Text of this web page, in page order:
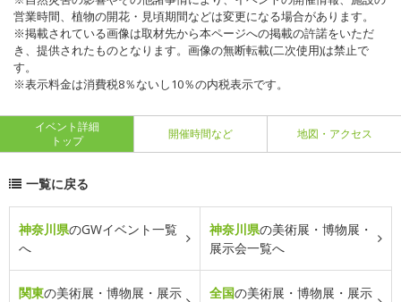
営業時間、植物の開花・見頃期間などは変更になる場合があります。
※掲載されている画像は取材先から本ページへの掲載の許諾をいただ
き、提供されたものとなります。画像の無断転載(二次使用)は禁止で
す。
※表示料金は消費税8％ないし10％の内税表示です。
イベント詳細
トップ
開催時間など 地図・アクセス
一覧に戻る
神奈川県のGWイベント一覧
へ
神奈川県の美術展・博物展・
展示会一覧へ
関東の美術展・博物展・展示
全国の美術展・博物展・展示